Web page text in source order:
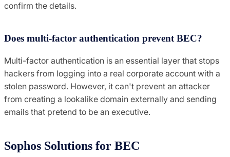
confirm the details.
Does multi-factor authentication prevent BEC?
Multi-factor authentication is an essential layer that stops
hackers from logging into a real corporate account with a
stolen password. However, it can't prevent an attacker
from creating a lookalike domain externally and sending
emails that pretend to be an executive.
Sophos Solutions for BEC